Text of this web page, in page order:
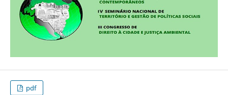
pdf